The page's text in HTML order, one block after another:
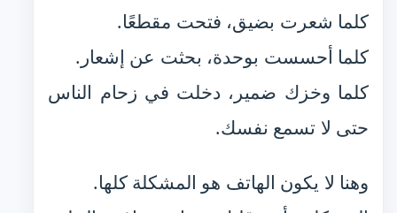
كلما شعرت بضيق، فتحت مقطعًا.
كلما أحسست بوحدة، بحثت عن إشعار.
كلما وخزك ضمير، دخلت في زحام الناس
حتى لا تسمع نفسك.
وهنا لا يكون الهاتف هو المشكلة كلها.